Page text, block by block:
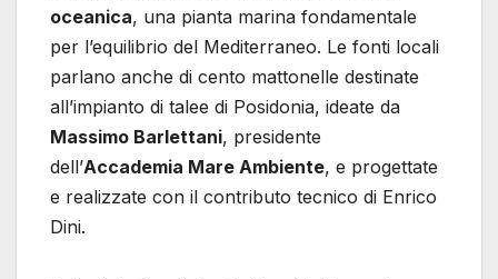
oceanica, una pianta marina fondamentale
per l’equilibrio del Mediterraneo. Le fonti locali
parlano anche di cento mattonelle destinate
all’impianto di talee di Posidonia, ideate da
Massimo Barlettani, presidente
dell’Accademia Mare Ambiente, e progettate
e realizzate con il contributo tecnico di Enrico
Dini.